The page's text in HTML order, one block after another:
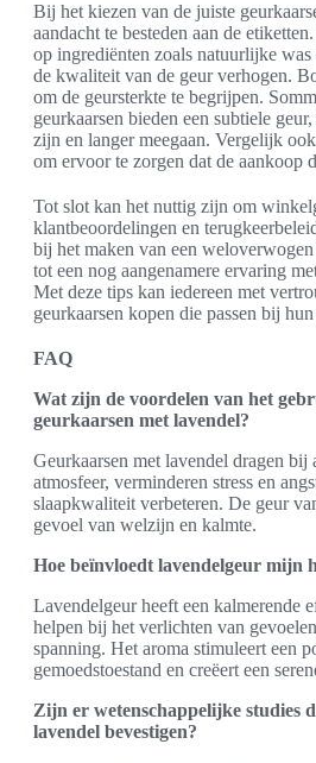
Bij het kiezen van de juiste
aandacht te besteden aan de
op ingrediënten zoals natuurlijke
de kwaliteit van de geur verhogen.
om de geursterkte te begrijpen.
geurkaarsen bieden een subtiele
zijn en langer meegaan. Vergelijk
om ervoor te zorgen dat de aankoop
Tot slot kan het nuttig zijn om
klantbeoordelingen en
bij het maken van een
tot een nog aangenamere ervaring
Met deze tips kan iedereen met
geurkaarsen kopen die passen bij
FAQ
Wat zijn de voordelen van het
geurkaarsen met lavendel?
Geurkaarsen met lavendel dragen bij
atmosfeer, verminderen stress en
slaapkwaliteit verbeteren. De geur
gevoel van welzijn en kalmte.
Hoe beïnvloedt lavendelgeur mijn
Lavendelgeur heeft een kalmerende
helpen bij het verlichten van
spanning. Het aroma stimuleert een
gemoedstoestand en creëert een
Zijn er wetenschappelijke studies
lavendel bevestigen?